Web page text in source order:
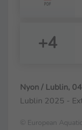
+4
Nyon / Lublin,
Lublin 2025 -
© European